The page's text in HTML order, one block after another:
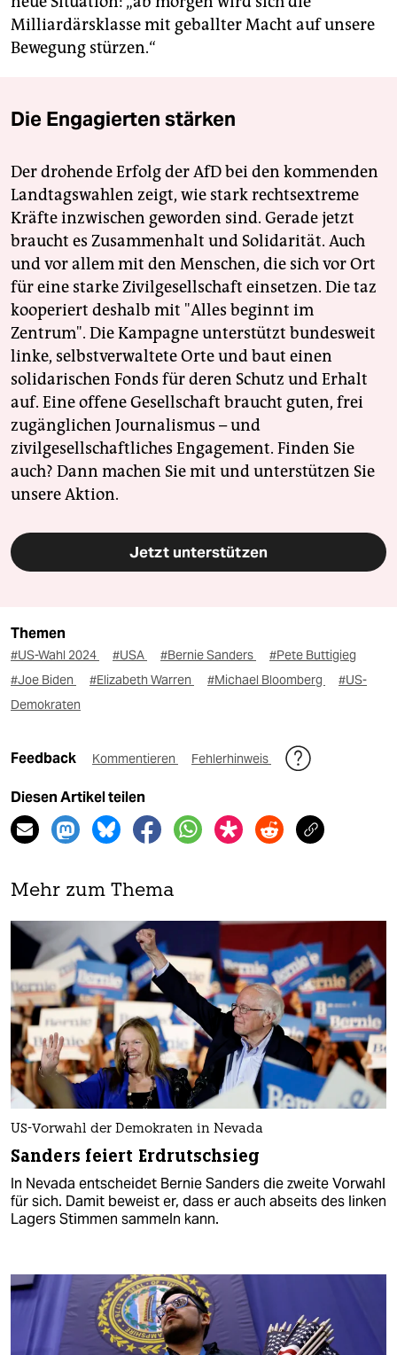
Milliardärsklasse mit geballter Macht auf unsere
Bewegung stürzen.“
Die Engagierten stärken
Der drohende Erfolg der AfD bei den kommenden
Landtagswahlen zeigt, wie stark rechtsextreme
Kräfte inzwischen geworden sind. Gerade jetzt
braucht es Zusammenhalt und Solidarität. Auch
und vor allem mit den Menschen, die sich vor Ort
für eine starke Zivilgesellschaft einsetzen. Die taz
kooperiert deshalb mit "Alles beginnt im
Zentrum". Die Kampagne unterstützt bundesweit
linke, selbstverwaltete Orte und baut einen
solidarischen Fonds für deren Schutz und Erhalt
auf. Eine offene Gesellschaft braucht guten, frei
zugänglichen Journalismus – und
zivilgesellschaftliches Engagement. Finden Sie
auch? Dann machen Sie mit und unterstützen Sie
unsere Aktion.
Jetzt unterstützen
Themen
#US-Wahl 2024 #USA #Bernie Sanders
#Pete Buttigieg
#Joe Biden
#Elizabeth Warren #Michael Bloomberg
#US-
Demokraten
Feedback Kommentieren Fehlerhinweis
Diesen Artikel teilen
Mehr zum Thema
US-Vorwahl der Demokraten in Nevada
Sanders feiert Erdrutschsieg
In Nevada entscheidet Bernie Sanders die zweite Vorwahl
für sich. Damit beweist er, dass er auch abseits des linken
Lagers Stimmen sammeln kann.